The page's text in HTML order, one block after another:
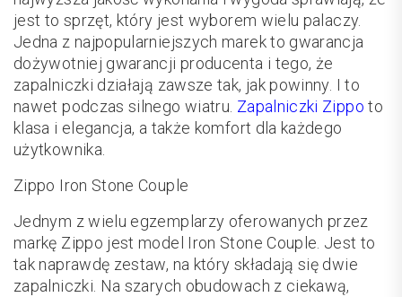
jest to sprzęt, który jest wyborem wielu palaczy.
Jedna z najpopularniejszych marek to gwarancja
dożywotniej gwarancji producenta i tego, że
zapalniczki działają zawsze tak, jak powinny. I to
nawet podczas silnego wiatru. Zapalniczki Zippo to
klasa i elegancja, a także komfort dla każdego
użytkownika.
Zippo Iron Stone Couple
Jednym z wielu egzemplarzy oferowanych przez
markę Zippo jest model Iron Stone Couple. Jest to
tak naprawdę zestaw, na który składają się dwie
zapalniczki. Na szarych obudowach z ciekawą,